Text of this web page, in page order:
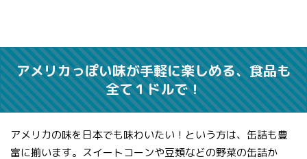
アメリカっぽい味が手軽に楽しめる、食品も
全て１ドルで！
アメリカの味を日本でも味わいたい！という方は、缶詰も豊
富に揃います。スイートコーンや豆類などの野菜の缶詰か